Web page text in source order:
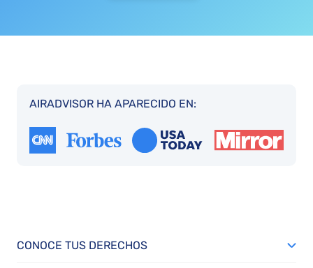
AIRADVISOR HA APARECIDO EN:
CONOCE TUS DERECHOS